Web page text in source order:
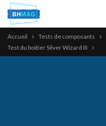
Accueil Tests de composants
Test du boitier Silver Wizard III